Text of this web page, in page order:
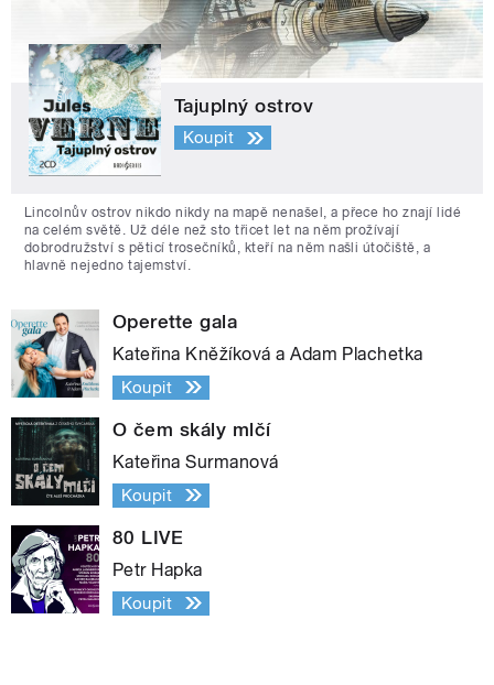
Tajuplný ostrov
Koupit
Lincolnův ostrov nikdo nikdy na mapě nenašel, a přece ho znají lidé
na celém světě. Už déle než sto třicet let na něm prožívají
dobrodružství s pěticí trosečníků, kteří na něm našli útočiště, a
hlavně nejedno tajemství.
Operette gala
Kateřina Kněžíková a Adam Plachetka
Koupit
O čem skály mlčí
Kateřina Surmanová
Koupit
80 LIVE
Petr Hapka
Koupit